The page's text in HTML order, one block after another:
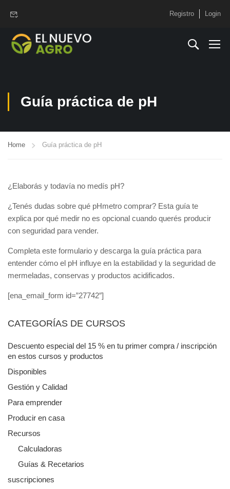
Registro Login
Guía práctica de pH
Home Guía práctica de pH
¿Elaborás y todavía no medís pH?
¿Tenés dudas sobre qué pHmetro comprar? Esta guía te
explica por qué medir no es opcional cuando querés producir
con seguridad para vender.
Completa este formulario y descarga la guía práctica para
entender cómo el pH influye en la estabilidad y la seguridad de
mermeladas, conservas y productos acidificados.
[ena_email_form id=”27742″]
CATEGORÍAS DE CURSOS
Descuento especial del 15 % en tu primer compra / inscripción
en estos cursos y productos
Disponibles
Gestión y Calidad
Para emprender
Producir en casa
Recursos
Calculadoras
Guías & Recetarios
suscripciones